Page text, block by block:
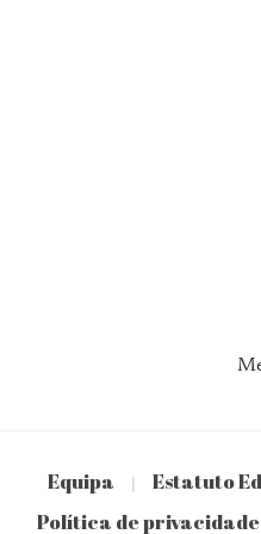
Equipa | Estatuto
Política de privacidade